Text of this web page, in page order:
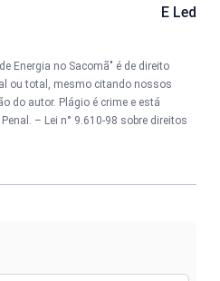
E Led
Energia no Sacomã" é de direito
ou total, mesmo citando nossos
do autor. Plágio é crime e está
– Lei n° 9.610-98 sobre direitos